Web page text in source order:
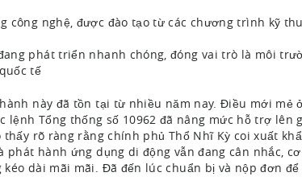
công nghệ, được đào tạo từ các chương trình kỹ
phát triển nhanh chóng, đóng vai trò là môi
tế
này đã tồn tại từ nhiều năm nay. Điều mới mẻ
lệnh Tổng thống số 10962 đã nâng mức hỗ trợ lên
rõ ràng rằng chính phủ Thổ Nhĩ Kỳ coi xuất
hành ứng dụng di động vẫn đang cân nhắc,
dài mãi mãi. Đã đến lúc chuẩn bị và nộp đơn để